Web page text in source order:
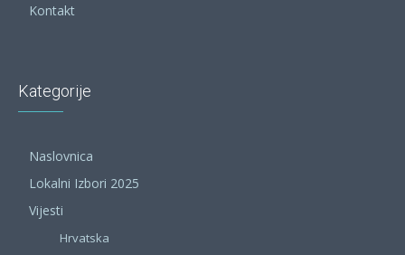
Kontakt
Kategorije
Naslovnica
Lokalni Izbori 2025
Vijesti
Hrvatska